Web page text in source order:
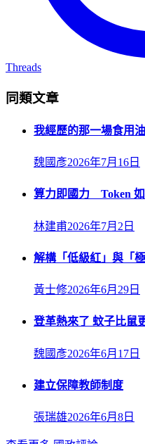
Threads
同類文章
我經歷的那一場食用
魏國彥2026年7月16日
算力即國力 Token
林建甫2026年7月2日
解構「低級紅」與「
黃士修2026年6月29日
登革熱來了 蚊子比鼠
魏國彥2026年6月17日
建立保障教師制度
張瑞雄2026年6月8日